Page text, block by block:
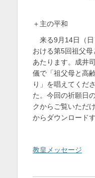
＋主の平和
来る9月14日（日
おける第5回祖父
あたります。成井
儀で「祖父母と高
り」を唱えてくだ
た。今回の祈願日
クからご覧いただ
からダウンロード
教皇メッセージ